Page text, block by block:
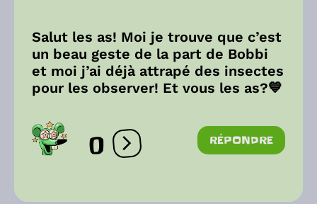
Salut les as! Moi je trouve que c’est
un beau geste de la part de Bobbi
et moi j’ai déjà attrapé des insectes
pour les observer! Et vous les as?💙
0 Ouvrir les réactions
RÉPONDRE